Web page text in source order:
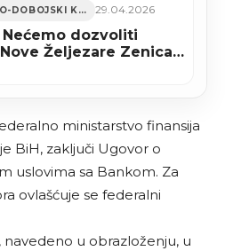
ZENIČKO-DOBOJSKI KANTON 29.04.2026
Nećemo dozvoliti
Željezare Zenica,
ministarstvo finansija
BiH, zaključi Ugovor o
uslovima sa Bankom. Za
ovlašćuje se federalni
u obrazloženju, u